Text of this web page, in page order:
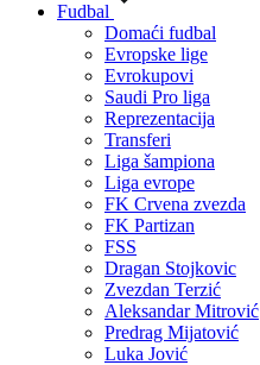
Fudbal
Domaći fudbal
Evropske lige
Evrokupovi
Saudi Pro liga
Reprezentacija
Transferi
Liga šampiona
Liga evrope
FK Crvena zvezda
FK Partizan
FSS
Dragan Stojkovic
Zvezdan Terzić
Aleksandar Mitrović
Predrag Mijatović
Luka Jović